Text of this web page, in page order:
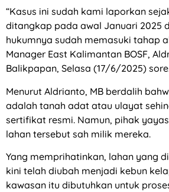
“Kasus ini sudah kami laporkan
ditangkap pada awal Januari 2025
hukumnya sudah memasuki tahap
Manager East Kalimantan BOSF,
Balikpapan, Selasa (17/6/2025)
Menurut Aldrianto, MB berdalih
adalah tanah adat atau ulayat
sertifikat resmi. Namun, pihak
lahan tersebut sah milik mereka.
Yang memprihatinkan, lahan yang
kini telah diubah menjadi kebun
kawasan itu dibutuhkan untuk